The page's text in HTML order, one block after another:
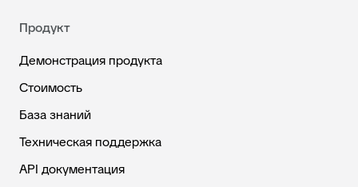
Продукт
Демонстрация продукта
Стоимость
База знаний
Техническая поддержка
API документация